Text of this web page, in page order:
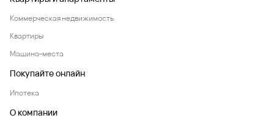
Коммерческая недвижимость
Квартиры
Машино-места
Покупайте онлайн
Ипотека
О компании